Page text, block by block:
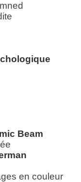
Beam
en couleur